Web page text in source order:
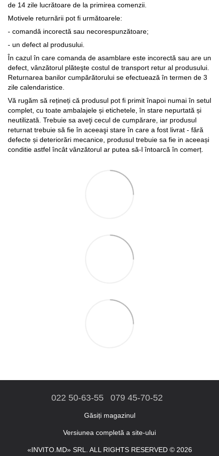
de 14 zile lucrătoare de la primirea comenzii.
Motivele returnării pot fi următoarele:
- comandă incorectă sau necorespunzătoare;
- un defect al produsului.
În cazul în care comanda de asamblare este incorectă sau are un
defect, vânzătorul plăteşte costul de transport retur al produsului.
Returnarea banilor cumpărătorului se efectuează în termen de 3
zile calendaristice.
Vă rugăm să rețineți că produsul pot fi primit înapoi numai în setul
complet, cu toate ambalajele și etichetele, în stare nepurtată și
neutilizată. Trebuie sa aveţi cecul de cumpărare, iar produsul
returnat trebuie să fie în aceeaşi stare în care a fost livrat - fără
defecte și deteriorări mecanice, produsul trebuie sa fie in aceeași
conditie astfel încât vânzătorul ar putea să-l întoarcă în comerț.
022 50-63-55 079 45-70-52
Găsiți magazinul
Versiunea completă a site-ului
«INVITO.MD» SRL. ALL RIGHTS RESERVED © 2026